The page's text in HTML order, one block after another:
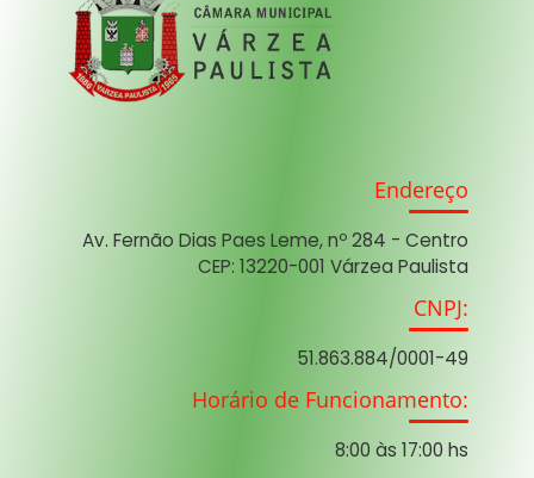
Endereço
Av. Fernão Dias Paes Leme, nº 284 - Centro
CEP: 13220-001 Várzea Paulista
CNPJ:
51.863.884/0001-49
Horário de Funcionamento:
8:00 às 17:00 hs